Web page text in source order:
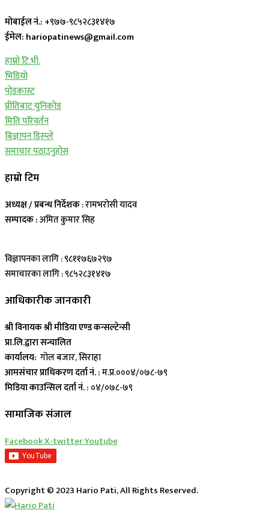
मोबाईल नं.: +९७७-९८५२८३१४१७
ईमेल: hariopatinews@gmail.com
हाम्रो टि.भी.
भिडियो
पोडकास्ट
प्रीतिबाट युनिकोड
मिति परिवर्तन
बिज्ञापन डिस्प्ले
समाचार पठाउनुहोस
हाम्रो टिम
अध्यक्ष / प्रबन्ध निर्देशक: रामभरोसी यादव
सम्पादक :अमित कुमार सिह
विज्ञापनका लागि : ९८११७६७२९७
समाचारका लागि : ९८५२८३१४१७
आधिकारीक जानकारी
श्री विनायक श्री मीडिया एण्ड कन्सल्टेन्सी
प्रा.लि.द्वारा सन्चालित
कार्यालय: गोल बजार, सिराहा
आमसंचार प्राधिकरण दर्ता नं. :म.प्र.०००४/०७८-७९
मिडिया काउन्सिल दर्ता नं. : ०४/०७८-७९
सामाजिक संजाल
FacebookX-twitterYoutube
Copyright © 2023 Hario Pati, All Rights Reserved.